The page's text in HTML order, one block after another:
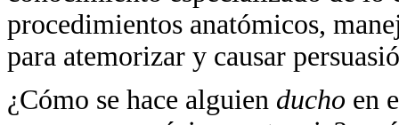
procedimientos anatómicos,
para atemorizar y causar
¿Cómo se hace alguien ducho en